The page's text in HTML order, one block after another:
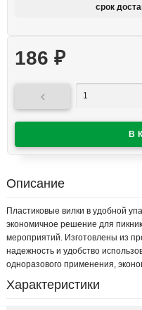
срок
186 ₽

Описание
Пластиковые вилки в удобной
экономичное решение для
мероприятий. Изготовлены из
надежность и удобство
одноразового применения,
Характеристики